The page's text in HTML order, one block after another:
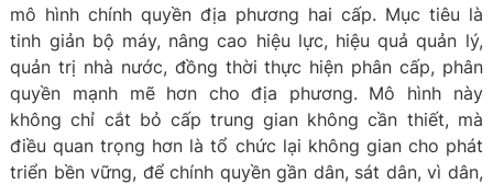
mô hình chính quyền địa phương hai cấp. Mục tiêu là
tinh giản bộ máy, nâng cao hiệu lực, hiệu quả quản lý,
quản trị nhà nước, đồng thời thực hiện phân cấp, phân
quyền mạnh mẽ hơn cho địa phương. Mô hình này
không chỉ cắt bỏ cấp trung gian không cần thiết, mà
điều quan trọng hơn là tổ chức lại không gian cho phát
triển bền vững, để chính quyền gần dân, sát dân, vì dân,